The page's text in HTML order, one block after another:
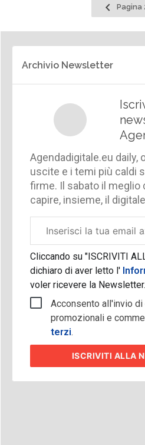
PaginaPagina
Archivio Newsletter
Agendadigitale.eu daily,
uscite e i temi più caldi
firme. Il sabato il meglio
capire, insieme, il
aziendale
Cliccando su "ISCRIVITI
dichiaro di aver letto l'
voler ricevere la Newsletter.
Acconsento all'invio
promozionali e
terzi.
ISCRIVITI ALLA